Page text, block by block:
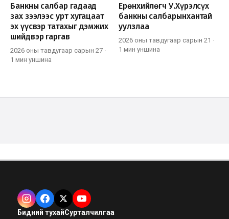
Банкны салбар гадаад
зах зээлээс урт хугацаат
эх үүсвэр татахыг дэмжих
шийдвэр гаргав
2026 оны тавдугаар сарын 27 ·
1 мин уншина
Ерөнхийлөгч У.Хүрэлсүх
банкны салбарынхантай
уулзлаа
2026 оны тавдугаар сарын 21 ·
1 мин уншина
Бидний тухайСурталчилгаа